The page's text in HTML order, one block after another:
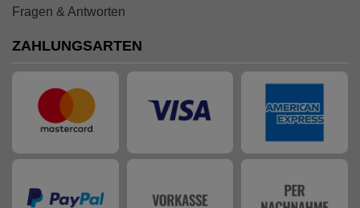
Fragen & Antworten
ZAHLUNGSARTEN